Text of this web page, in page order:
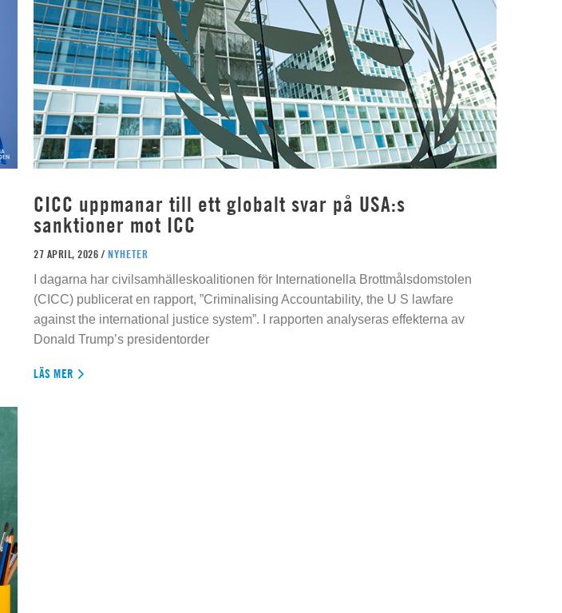
CICC uppmanar till ett globalt svar på USA:s
sanktioner mot ICC
27 APRIL, 2026 / NYHETER
I dagarna har civilsamhälleskoalitionen för Internationella Brottmålsdomstolen
(CICC) publicerat en rapport, ”Criminalising Accountability, the U S lawfare
against the international justice system”. I rapporten analyseras effekterna av
Donald Trump’s presidentorder
LÄS MER